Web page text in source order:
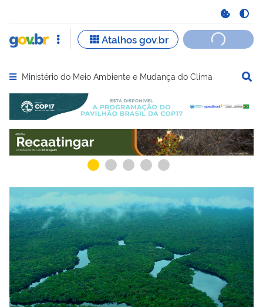
Abrir menu principal de navegação
Ministério do Meio Ambiente e Mudança do Clima
Serviços recomendados para você Serviços